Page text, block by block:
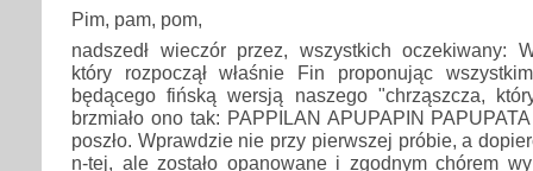
Pim, pam, pom,
nadszedł wieczór przez, wszystkich oczekiwany:
który rozpoczął właśnie Fin proponując
będącego fińską wersją naszego "chrząszcza,
brzmiało ono tak: PAPPILAN APUPAPIN
poszło. Wprawdzie nie przy pierwszej próbie, a
n-tej, ale zostało opanowane i zgodnym chórem